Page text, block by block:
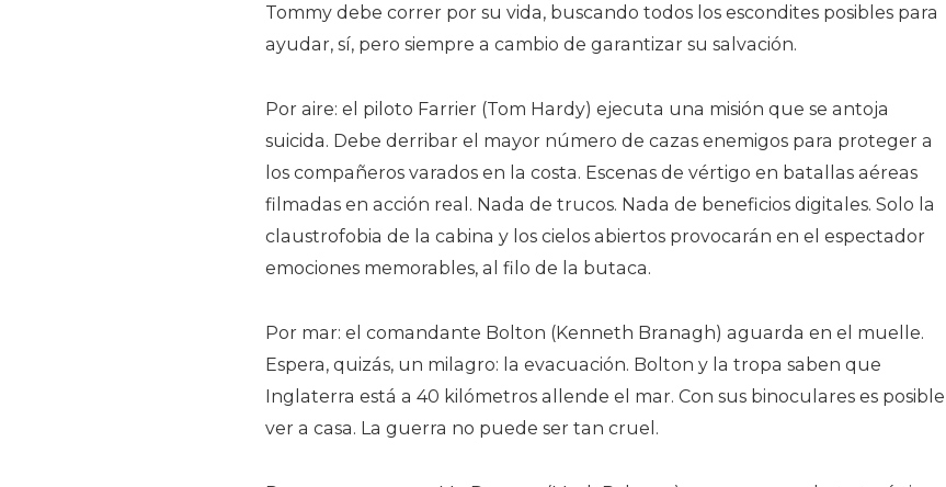
Tommy debe correr por su vida, buscando todos los escondites posibles para
ayudar, sí, pero siempre a cambio de garantizar su salvación.
Por aire: el piloto Farrier (Tom Hardy) ejecuta una misión que se antoja
suicida. Debe derribar el mayor número de cazas enemigos para proteger a
los compañeros varados en la costa. Escenas de vértigo en batallas aéreas
filmadas en acción real. Nada de trucos. Nada de beneficios digitales. Solo la
claustrofobia de la cabina y los cielos abiertos provocarán en el espectador
emociones memorables, al filo de la butaca.
Por mar: el comandante Bolton (Kenneth Branagh) aguarda en el muelle.
Espera, quizás, un milagro: la evacuación. Bolton y la tropa saben que
Inglaterra está a 40 kilómetros allende el mar. Con sus binoculares es posible
ver a casa. La guerra no puede ser tan cruel.